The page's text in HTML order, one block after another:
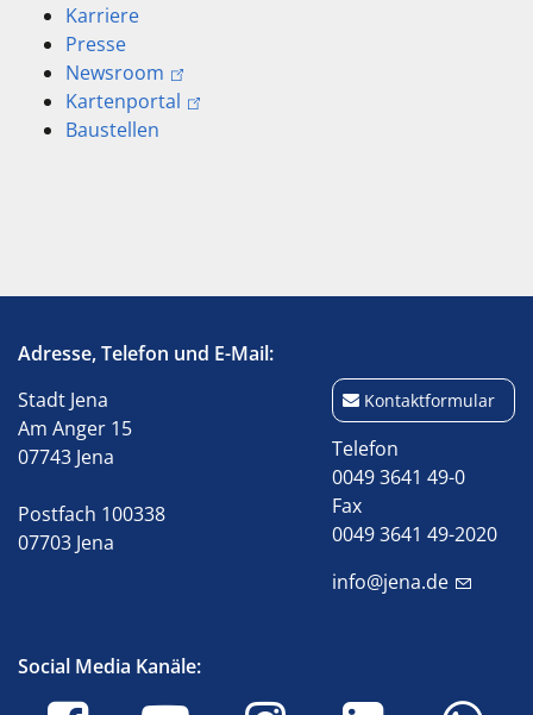
Karriere
Presse
Newsroom
Kartenportal
Baustellen
Adresse, Telefon und E-Mail:
Stadt Jena
Am Anger 15
07743 Jena
Postfach 100338
07703 Jena
Kontaktformular
Telefon
0049 3641 49-0
Fax
0049 3641 49-2020
info@jena.de
Social Media Kanäle: